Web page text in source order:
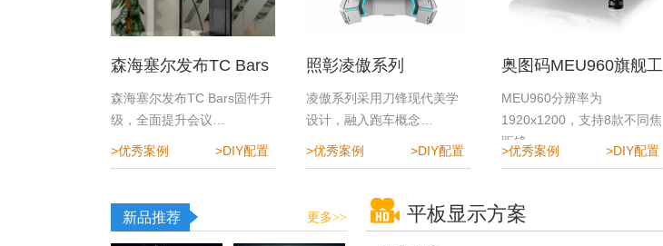
森海塞尔发布TC Bars
固件升级，全面提升会
议体验
森海塞尔发布TC Bars固件升
级，全面提升会议…
>优秀案例 >DIY配置
照彰凌傲系列
凌傲系列采用刀锋现代美学
设计，融入跑车概念…
>优秀案例 >DIY配置
奥图码MEU960旗舰工
程投影机
MEU960分辨率为
1920x1200，支持8款不同焦
距镜…
>优秀案例 >DIY配置
新品推荐 更多>> 平板显示方案